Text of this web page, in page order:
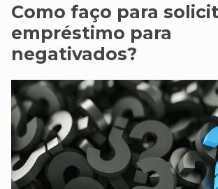
Como faço para
empréstimo para
negativados?